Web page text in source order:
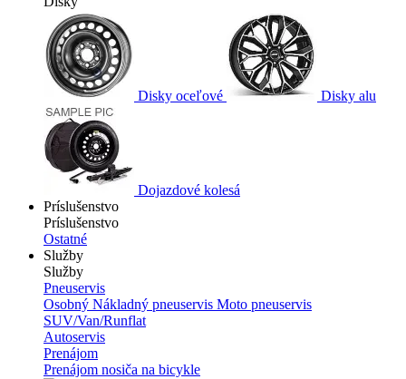
Disky oceľové Disky alu
Dojazdové kolesá
Príslušenstvo
Príslušenstvo
Ostatné
Služby
Služby
Pneuservis
Osobný Nákladný pneuservis Moto pneuservis
SUV/Van/Runflat
Autoservis
Prenájom
Prenájom nosiča na bicykle